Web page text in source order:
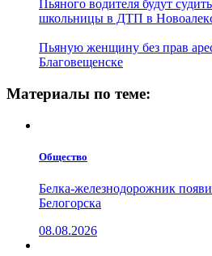
Пьяного водителя будут
школьницы в ДТП в
Пьяную женщину без прав
Благовещенске
Материалы по теме:
Общество
Белка-железнодорожник
Белогорска
08.08.2026